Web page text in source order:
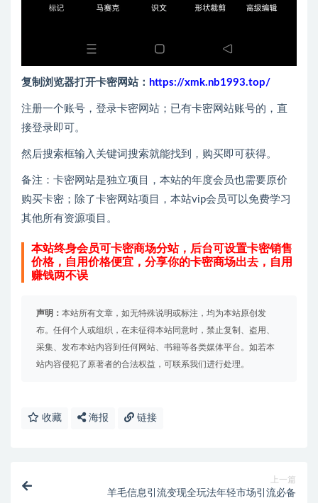
复制浏览器打开卡密网站： https://xmk.nb1993.top/
注册一个账号，登录卡密网站；已有卡密网站账号的，直
接登录即可。
然后搜索框输入关键词搜索就能找到，购买即可获得。
备注：卡密网站是独立项目，本站的年度会员也需要原价
购买卡密；除了卡密网站项目，本站vip会员可以免费学习
其他所有资源项目。
本站终身会员可卡密商场分站，后台可设置卡密销售
价格，自用价格便宜，分享你的卡密商场出去，自用
赚钱两不误
声明： 本站所有文章，如无特殊说明或标注，均为本站原创发
布。任何个人或组织，在未征得本站同意时，禁止复制、盗用、
采集、发布本站内容到任何网站、书籍等各类媒体平台。如若本
站内容侵犯了原著者的合法权益，可联系我们进行处理。
收藏 海报 链接
上一篇
羊毛信息引流变现全玩法年轻市场引流必备